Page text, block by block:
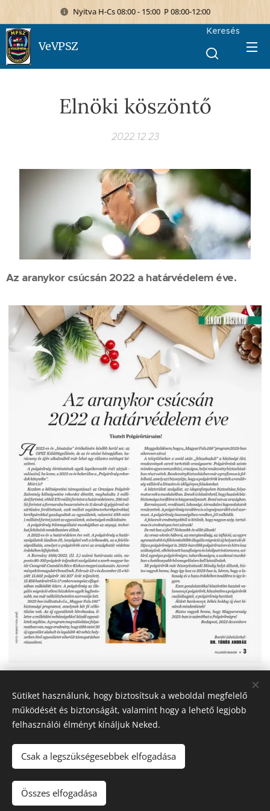
Nyitva H-Cs 08:00 - 15:00 P 08:00-12:00
VeVPSZ
Keresés
Elnöki köszöntő
2022.12.23
Az aranykor csúcsán 2022 a határvédelem éve.
© 2022 Veszprém Megyei Polgárőrségek Szövetsége - Minden jog
Készítette:Nagy Zoltán
Sütiket használunk, hogy biztosítsuk a weboldal megfelelő
működését és biztonságát, valamint hogy a lehető legjobb
felhasználói élményt kínáljuk Neked.
Csak a legszükségesebbek elfogadása
Összes elfogadása